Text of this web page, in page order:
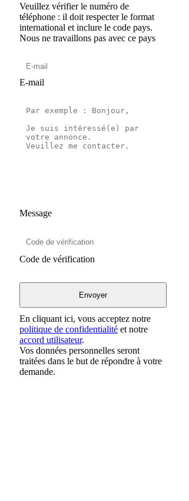
Veuillez vérifier le numéro de
téléphone : il doit respecter le format
international et inclure le code pays.
Nous ne travaillons pas avec ce pays
E-mail
Message
Code de vérification
En cliquant ici, vous acceptez notre
politique de confidentialité et notre
accord utilisateur.
Vos données personnelles seront
traitées dans le but de répondre à votre
demande.